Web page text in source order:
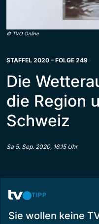
© TVO Online
STAFFEL 2020 – FOLGE 249
Die
die Region
Schweiz
Sa 5. Sep. 2020, 16.15 Uhr
TIPP
Sie wollen keine